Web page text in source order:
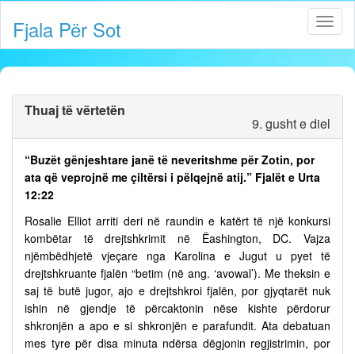
Fjala Për Sot
Thuaj të vërtetën
9. gusht e diel
“Buzët gënjeshtare janë të neveritshme për Zotin, por
ata që veprojnë me çiltërsi i pëlqejnë atij.” Fjalët e Urta
12:22
Rosalie Elliot arriti deri në raundin e katërt të një konkursi
kombëtar të drejtshkrimit në Ëashington, DC. Vajza
njëmbëdhjetë vjeçare nga Karolina e Jugut u pyet të
drejtshkruante fjalën “betim (në ang. ‘avowal’). Me theksin e
saj të butë jugor, ajo e drejtshkroi fjalën, por gjyqtarët nuk
ishin në gjendje të përcaktonin nëse kishte përdorur
shkronjën a apo e si shkronjën e parafundit. Ata debatuan
mes tyre për disa minuta ndërsa dëgjonin regjistrimin, por